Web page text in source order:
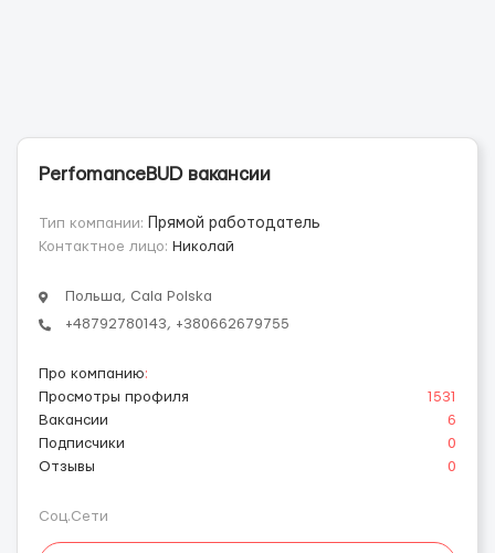
PerfomanceBUD вакансии
Тип компании:
Прямой работодатель
Контактное лицо: Николай
Польша, Cala Polska
+48792780143, +380662679755
Про компанию:
Просмотры профиля
1531
Вакансии
6
Подписчики
0
Отзывы
0
Соц.Сети